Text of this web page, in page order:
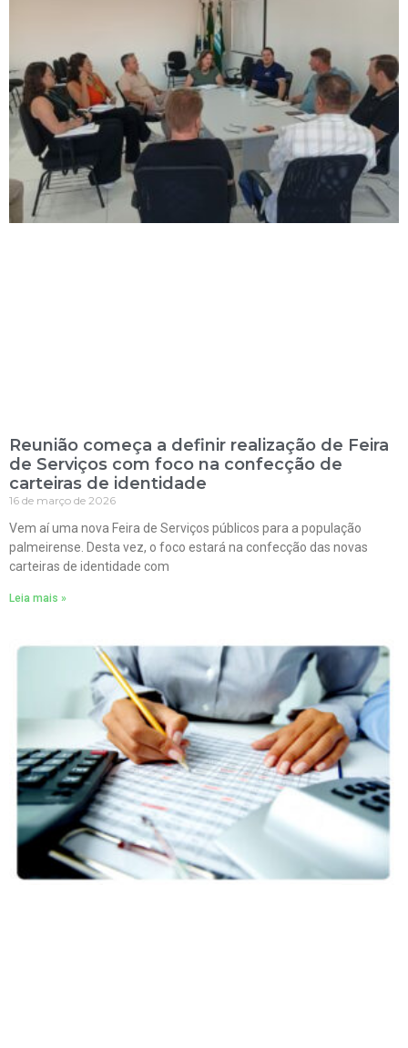
Reunião começa a definir realização de Feira
de Serviços com foco na confecção de
carteiras de identidade
16 de março de 2026
Vem aí uma nova Feira de Serviços públicos para a população
palmeirense. Desta vez, o foco estará na confecção das novas
carteiras de identidade com
Leia mais »